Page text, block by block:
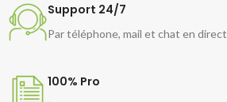
Support 24/7
Par téléphone, mail et chat en direct
100% Pro